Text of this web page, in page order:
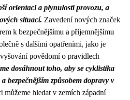
orientaci a plynulosti provozu, a
situací. Zavedení nových značek
k bezpečnějšímu a příjemnějšímu
s dalšími opatřeními, jako je
povědomí o pravidlech
dosáhnout toho, aby se cyklistika
bezpečnějším způsobem dopravy v
můžeme hledat v zemích západní